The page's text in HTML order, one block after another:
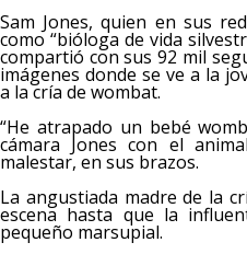
Sam Jones, quien en sus
como “bióloga de vida
compartió con sus 92 mil
imágenes donde se ve a la
a la cría de wombat.
“He atrapado un bebé
cámara Jones con el
malestar, en sus brazos.
La angustiada madre de la
escena hasta que la
pequeño marsupial.